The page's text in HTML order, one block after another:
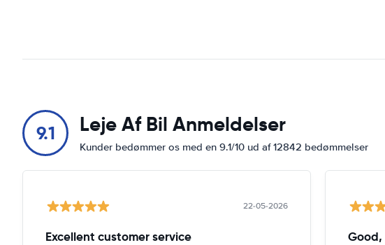
9.1 Leje Af Bil Anmeldelser
Kunder bedømmer os med en 9.1/10 ud af 12842 bedømmelser
22-05-2026
Excellent customer service